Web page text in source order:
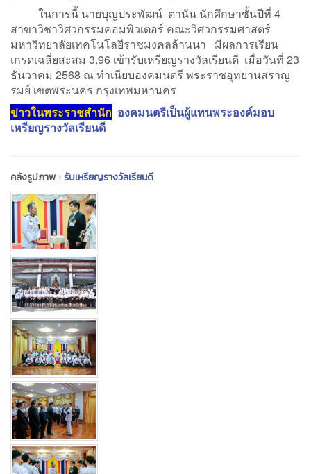
ในการนี้ นายบุญประพัฒน์ ตานัน นักศึกษาชั้นปีที่ 4
สาขาวิชาวิศวกรรมคอมพิวเตอร์ คณะวิศวกรรมศาสตร์
มหาวิทยาลัยเทคโนโลยีราชมงคลล้านนา มีผลการเรียน
เกรดเฉลี่ยสะสม 3.96 เข้ารับเหรียญรางวัลเรียนดี เมื่อวันที่ 23
ธันวาคม 2568 ณ ทำเนียบองคมนตรี พระราชอุทยานสราญ
รมย์ เขตพระนคร กรุงเทพมหานคร
ข่าวในพระราชสำนัก องคมนตรีเป็นผู้แทนพระองค์มอบ
เหรียญรางวัลเรียนดี
คลังรูปภาพ :รับเหรียญรางวัลเรียนดี